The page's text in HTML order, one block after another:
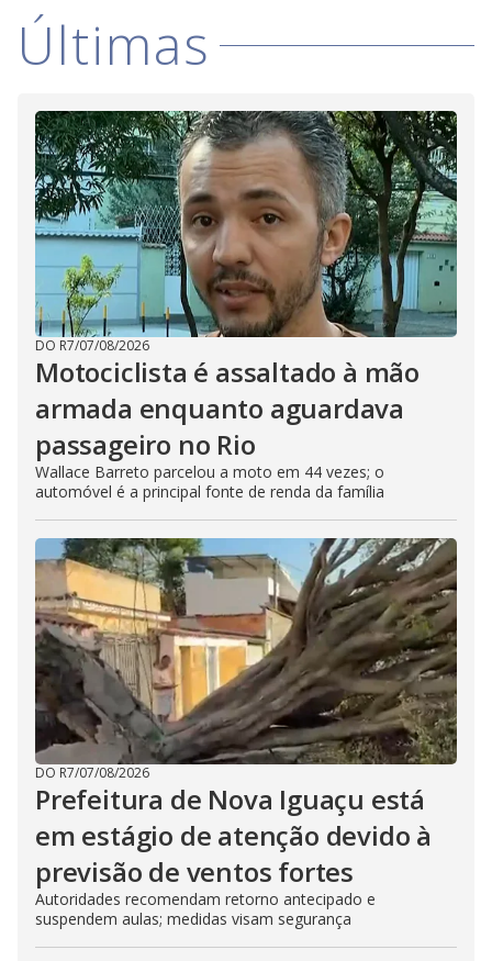
Últimas
DO R7/07/08/2026
Motociclista é assaltado à mão
armada enquanto aguardava
passageiro no Rio
Wallace Barreto parcelou a moto em 44 vezes; o
automóvel é a principal fonte de renda da família
DO R7/07/08/2026
Prefeitura de Nova Iguaçu está
em estágio de atenção devido à
previsão de ventos fortes
Autoridades recomendam retorno antecipado e
suspendem aulas; medidas visam segurança